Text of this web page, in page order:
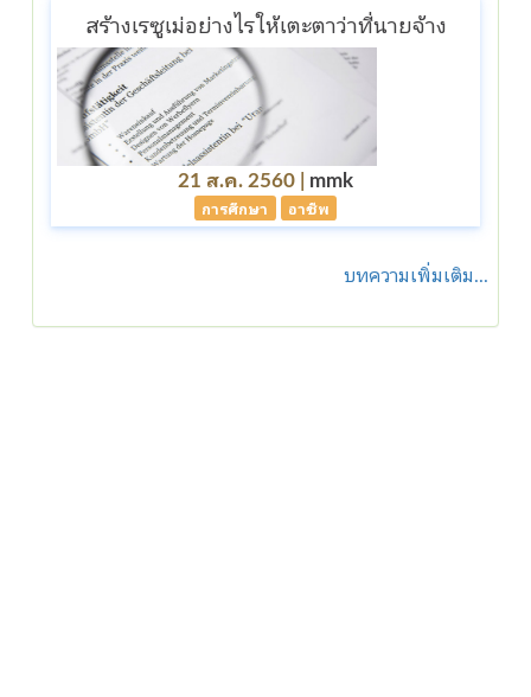
สร้างเรซูเม่อย่างไรให้เตะตาว่าที่นายจ้าง
21 ส.ค. 2560 | mmk
การศึกษา อาชีพ
บทความเพิ่มเติม...